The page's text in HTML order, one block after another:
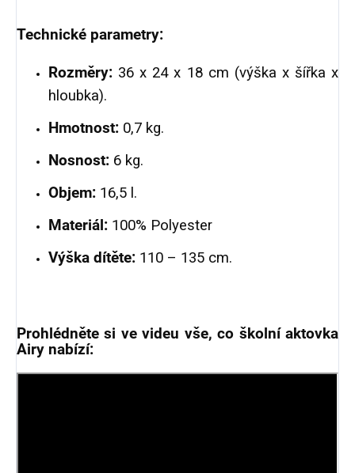
Technické parametry:
Rozměry: 36 x 24 x 18 cm (výška x šířka x
hloubka).
Hmotnost: 0,7 kg.
Nosnost: 6 kg.
Objem: 16,5 l.
Materiál: 100% Polyester
Výška dítěte: 110 – 135 cm.
Prohlédněte si ve videu vše, co školní aktovka
Airy nabízí: